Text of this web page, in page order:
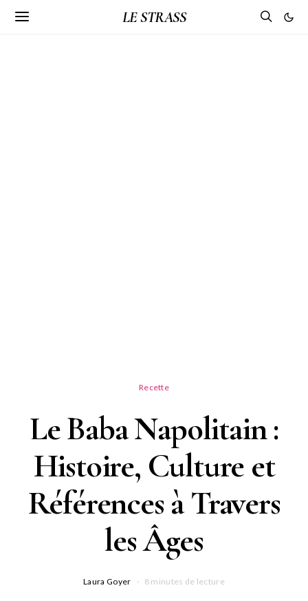
LE STRASS
Recette
Le Baba Napolitain :
Histoire, Culture et
Références à Travers
les Âges
Laura Goyer 8 minutes de lecture